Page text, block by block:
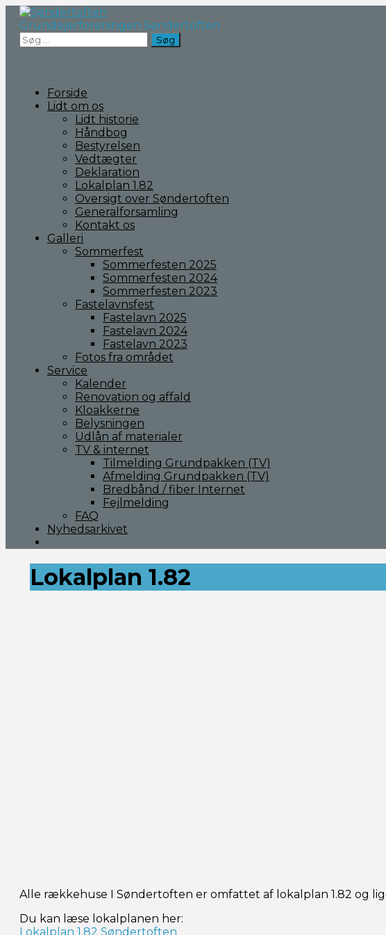
Fortsæt
indhold
Grundejerforeningen Søndertoften
Søg
efter:
Forside
Lidt om os
Lidt historie
Håndbog
Bestyrelsen
Vedtægter
Deklaration
Lokalplan 1.82
Oversigt over Søndertoften
Generalforsamling
Kontakt os
Galleri
Sommerfest
Sommerfesten 2025
Sommerfesten 2024
Sommerfesten 2023
Fastelavnsfest
Fastelavn 2025
Fastelavn 2024
Fastelavn 2023
Fotos fra området
Service
Kalender
Renovation og affald
Kloakkerne
Belysningen
Udlån af materialer
TV & internet
Tilmelding Grundpakken (TV)
Afmelding Grundpakken (TV)
Bredbånd / fiber Internet
Fejlmelding
FAQ
Nyhedsarkivet
Lokalplan 1.82
Alle rækkehuse I Søndertoften er omfattet af lokalplan 1.82 og
Du kan læse lokalplanen her:
Lokalplan 1.82 Søndertoften